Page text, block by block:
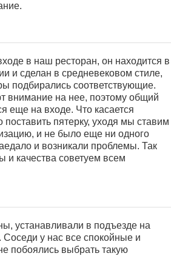
в наш ресторан, он находится в
и сделан в средневековом стиле,
подбирались соответствующие.
внимание на нее, поэтому общий
еще на входе. Что касается
поставить пятерку, уходя мы ставим
и не было еще ни одного
и возникали проблемы. Так
и качества советуем всем
устанавливали в подъезде на
у нас все спокойные и
побоялись выбрать такую